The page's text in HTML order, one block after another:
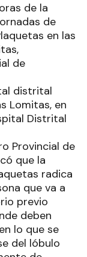
de la
de
en las
de
distrital
Lomitas, en
Distrital
Provincial de
que la
radica
que va a
previo
deben
lo que se
del lóbulo